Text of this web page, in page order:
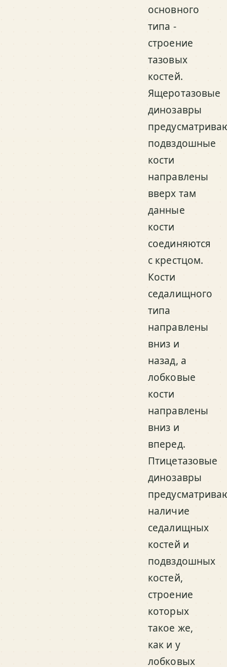
основного
типа -
строение
тазовых
костей.
Ящеротазовые
динозавры
подвздошные
кости
направлены
вверх там
данные
кости
соединяются
с крестцом.
Кости
седалищного
типа
направлены
вниз и
назад, а
лобковые
кости
направлены
вниз и
вперед.
Птицетазовые
динозавры
наличие
седалищных
костей и
подвздошных
костей,
строение
которых
такое же,
как и у
лобковых